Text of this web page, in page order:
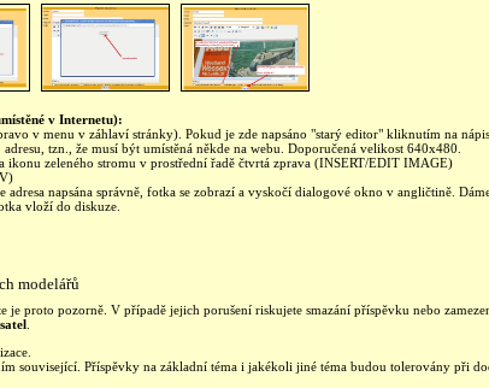
v Internetu):
v menu v záhlaví stránky). Pokud je zde napsáno "starý editor" kliknutím na
tzn., že musí být umístěná někde na webu. Doporučená velikost 640x480.
zeleného stromu v prostřední řadě čtvrtá zprava (INSERT/EDIT IMAGE)
napsána správně, fotka se zobrazí a vyskočí dialogové okno v angličtině.
vloží do diskuze.
modelářů
proto pozorně. V případě jejich porušení riskujete smazání příspěvku nebo
související. Příspěvky na základní téma i jakékoli jiné téma budou tolerovány při